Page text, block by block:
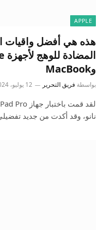
APPLE
هذه هي أفضل واقيات
وMacBook
بواسطة فريق التحرير 12 يوليو، 2024
نانو، وقد أكدت من جديد